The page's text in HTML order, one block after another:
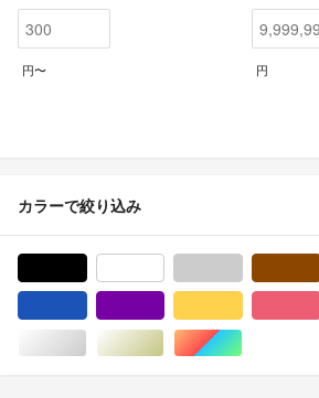
円〜 円
カラーで絞り込み
シルバー/銀色系ゴールド/金色系マルチカラー